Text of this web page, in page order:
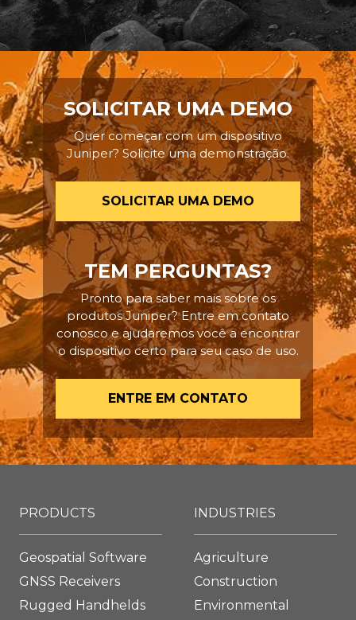
SOLICITAR UMA DEMO
Quer começar com um dispositivo
Juniper? Solicite uma demonstração.
SOLICITAR UMA DEMO
TEM PERGUNTAS?
Pronto para saber mais sobre os
produtos Juniper? Entre em contato
conosco e ajudaremos você a encontrar
o dispositivo certo para seu caso de uso.
ENTRE EM CONTATO
PRODUCTS
Geospatial Software
GNSS Receivers
Rugged Handhelds
INDUSTRIES
Agriculture
Construction
Environmental